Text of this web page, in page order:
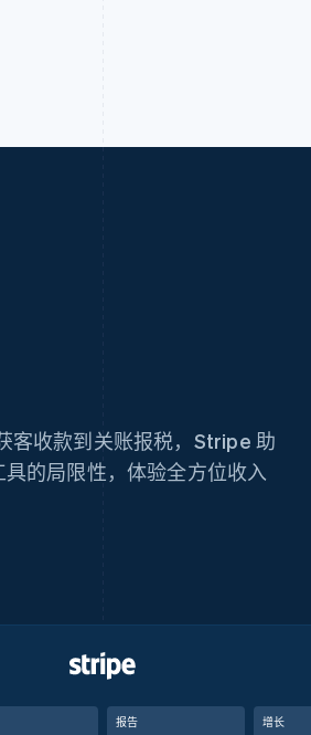
客收款到关账报税，Stripe 助
的局限性，体验全方位收入
报告
增长